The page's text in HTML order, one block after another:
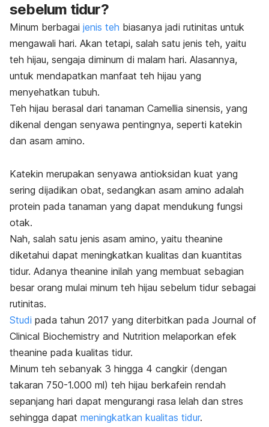
sebelum tidur?
Minum berbagai jenis teh biasanya jadi rutinitas untuk
mengawali hari. Akan tetapi, salah satu jenis teh, yaitu
teh hijau, sengaja diminum di malam hari. Alasannya,
untuk mendapatkan manfaat teh hijau yang
menyehatkan tubuh.
Teh hijau berasal dari tanaman Camellia sinensis, yang
dikenal dengan senyawa pentingnya, seperti katekin
dan asam amino.
Katekin merupakan senyawa antioksidan kuat yang
sering dijadikan obat, sedangkan asam amino adalah
protein pada tanaman yang dapat mendukung fungsi
otak.
Nah, salah satu jenis asam amino, yaitu theanine
diketahui dapat meningkatkan kualitas dan kuantitas
tidur. Adanya theanine inilah yang membuat sebagian
besar orang mulai minum teh hijau sebelum tidur sebagai
rutinitas.
Studi pada tahun 2017 yang diterbitkan pada Journal of
Clinical Biochemistry and Nutrition melaporkan efek
theanine pada kualitas tidur.
Minum teh sebanyak 3 hingga 4 cangkir (dengan
takaran 750-1.000 ml) teh hijau berkafein rendah
sepanjang hari dapat mengurangi rasa lelah dan stres
sehingga dapat meningkatkan kualitas tidur.